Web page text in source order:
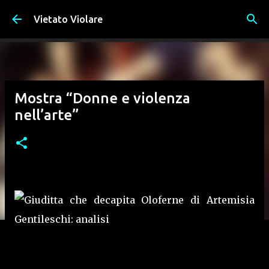
Passa ai contenuti principali
Vietato Violare
Mostra “Donne e violenza
nell’arte”